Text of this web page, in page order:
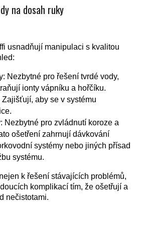
na dosah ruky
usnadňují manipulaci s kvalitou
Nezbytné pro řešení tvrdé vody,
ionty vápníku a hořčíku.
Zajišťují, aby se v systému
Nezbytné pro zvládnutí koroze a
ošetření zahrnují dávkování
systémy nebo jiných přísad
systému.
k řešení stávajících problémů,
komplikací tím, že ošetřují a
nečistotami.